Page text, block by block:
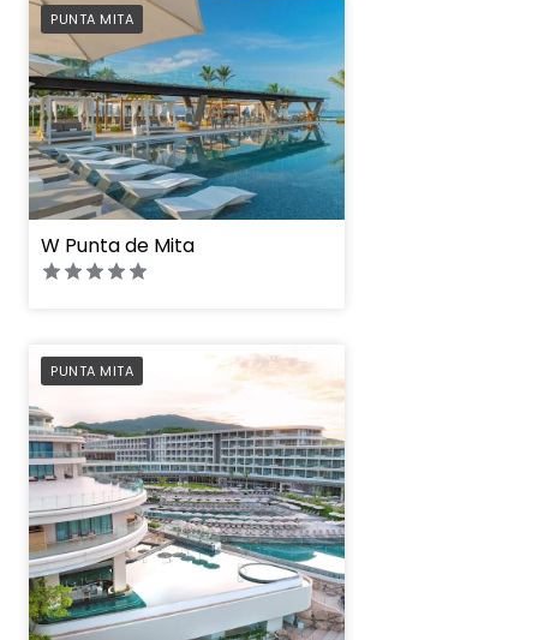
PUNTA MITA
PREFERRED
W Punta de Mita
PUNTA MITA
PREFERRED